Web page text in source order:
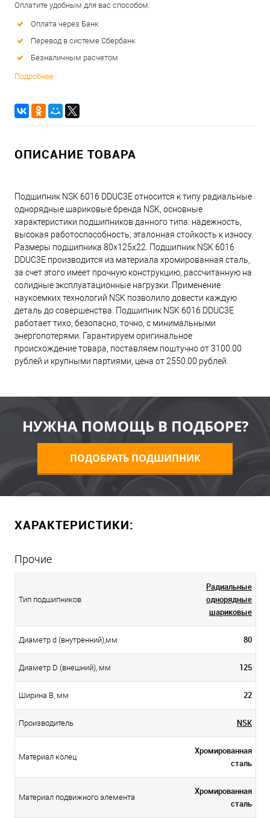
Оплатите удобным для вас способом:
Оплата через Банк
Перевод в системе Сбербанк
Безналичным расчетом
Подробнее
ОПИСАНИЕ ТОВАРА
Подшипник NSK 6016 DDUC3E относится к типу радиальные
однорядные шариковые бренда NSK, основные
характеристики подшипников данного типа: надежность,
высокая работоспособность, эталонная стойкость к износу.
Размеры подшипника 80x125x22. Подшипник NSK 6016
DDUC3E производится из материала хромированная сталь,
за счет этого имеет прочную конструкцию, рассчитанную на
солидные эксплуатационные нагрузки. Применение
наукоемких технологий NSK позволило довести каждую
деталь до совершенства. Подшипник NSK 6016 DDUC3E
работает тихо, безопасно, точно, с минимальными
энергопотерями. Гарантируем оригинальное
происхождение товара, поставляем поштучно от 3100.00
рублей и крупными партиями, цена от 2550.00 рублей.
НУЖНА ПОМОЩЬ В ПОДБОРЕ?
ПОДОБРАТЬ ПОДШИПНИК
ХАРАКТЕРИСТИКИ:
Прочие
Тип подшипников
Радиальные
однорядные
шариковые
Диаметр d (внутренний),мм 80
Диаметр D (внешний), мм 125
Ширина B, мм 22
Производитель NSK
Материал колец
Хромированная
сталь
Материал подвижного элемента
Хромированная
сталь